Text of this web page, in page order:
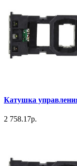
Катушка
2 758.17р.